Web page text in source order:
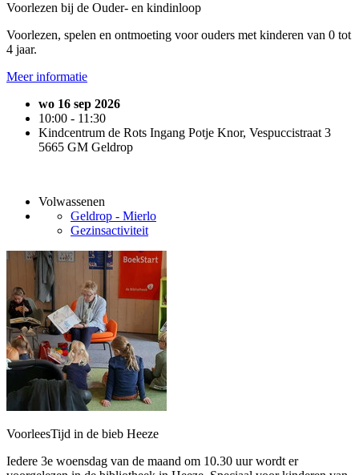
Voorlezen bij de Ouder- en kindinloop
Voorlezen, spelen en ontmoeting voor ouders met kinderen van 0 tot
4 jaar.
Meer informatie
wo 16 sep 2026
10:00 - 11:30
Kindcentrum de Rots Ingang Potje Knor, Vespuccistraat 3
5665 GM Geldrop
Volwassenen
Geldrop - Mierlo
Gezinsactiviteit
VoorleesTijd in de bieb Heeze
Iedere 3e woensdag van de maand om 10.30 uur wordt er